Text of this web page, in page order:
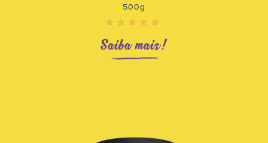
500g
☆☆☆☆☆
Saiba mais!